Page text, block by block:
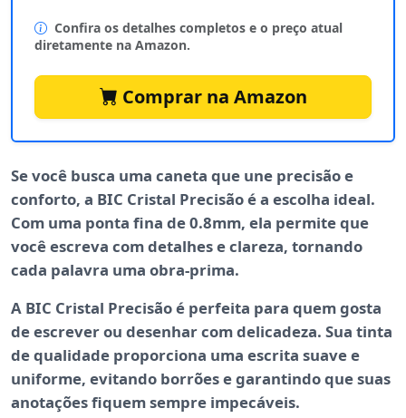
Confira os detalhes completos e o preço atual
diretamente na Amazon.
Comprar na Amazon
Se você busca uma caneta que une precisãoe
conforto, a BIC Cristal Precisão é a escolha ideal.
Com uma ponta fina de0.8mm, ela permite que
você escreva com detalhes e clareza, tornando
cada palavra uma obra-prima.
A BIC Cristal Precisão é perfeita para quem gosta
deescrever ou desenharcom delicadeza. Sua tinta
de qualidade proporciona uma escrita suave e
uniforme, evitando borrões e garantindo que suas
anotações fiquem sempre impecáveis.